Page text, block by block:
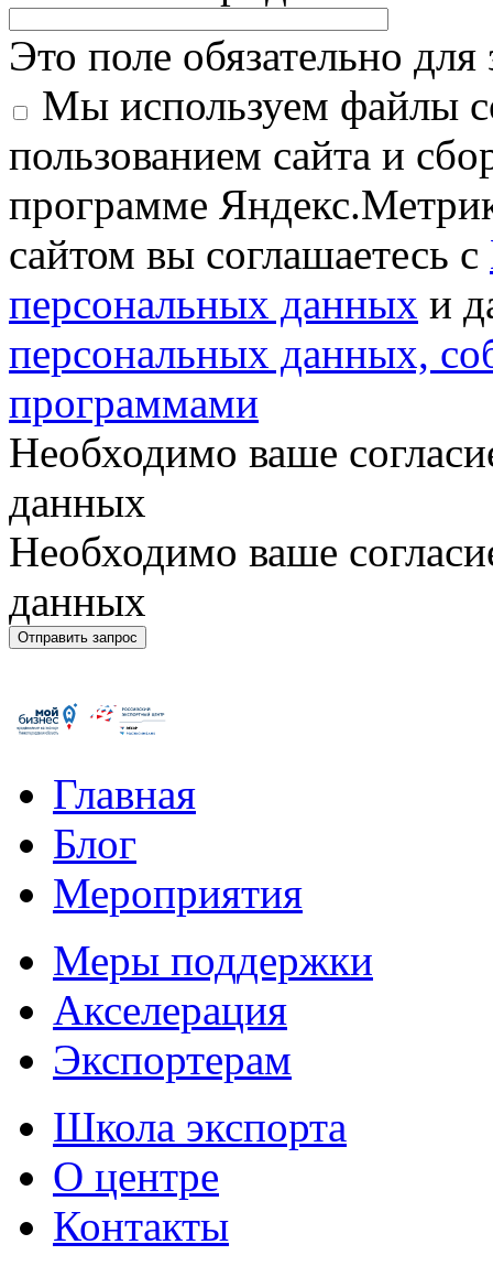
Это поле обязательно для
Мы используем файлы
пользованием сайта и
программе
сайтом вы соглашаетесь с
персональных данных и
персональных данных,
программами
Необходимо ваше
данных
Необходимо ваше
данных
Главная
Блог
Мероприятия
Меры поддержки
Акселерация
Экспортерам
Школа экспорта
О центре
Контакты